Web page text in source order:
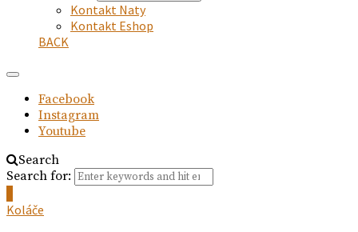
Kontakt Naty
Kontakt Eshop
BACK
Facebook
Instagram
Youtube
Search
Search for:
Koláče